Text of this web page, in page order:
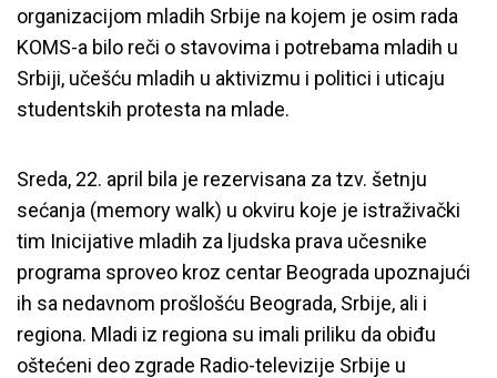
organizacijom mladih Srbije na kojem je osim rada
KOMS-a bilo reči o stavovima i potrebama mladih u
Srbiji, učešću mladih u aktivizmu i politici i uticaju
studentskih protesta na mlade.
Sreda, 22. april bila je rezervisana za tzv. šetnju
sećanja (memory walk) u okviru koje je istraživački
tim Inicijative mladih za ljudska prava učesnike
programa sproveo kroz centar Beograda upoznajući
ih sa nedavnom prošlošću Beograda, Srbije, ali i
regiona. Mladi iz regiona su imali priliku da obiđu
oštećeni deo zgrade Radio-televizije Srbije u